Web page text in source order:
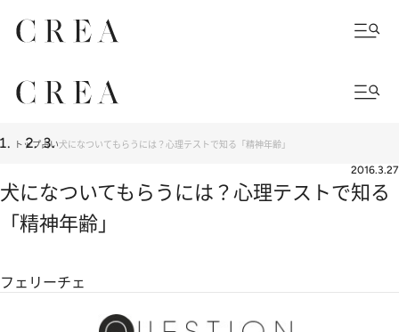
トップ占い犬になついてもらうには？心理テストで知る「精神年齢」
2016.3.27
犬になついてもらうには？心理テストで知る
「精神年齢」
フェリーチェ